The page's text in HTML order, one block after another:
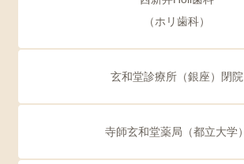
（ホリ歯科）
玄和堂診療所（銀座）閉院
寺師玄和堂薬局（都立大学）